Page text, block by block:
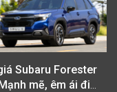
Subaru Forester
mẽ, êm ái đi